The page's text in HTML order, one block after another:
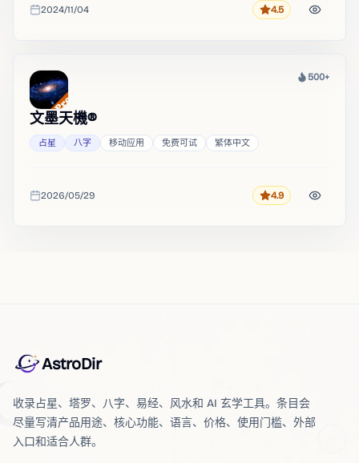
收录时间
2024/11/04 评分4.5
热度
500+
文墨天機®
占星 八字 移动应用 免费可试 繁体中文
收录时间
2026/05/29 评分4.9
AstroDir
收录占星、塔罗、八字、易经、风水和 AI 玄学工具。条目会
尽量写清产品用途、核心功能、语言、价格、使用门槛、外部
入口和适合人群。